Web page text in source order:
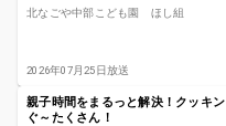
北なごや中部こども園 ほし組
2026年07月25日放送
親子時間をまるっと解決！クッキン
ぐ～たくさん！